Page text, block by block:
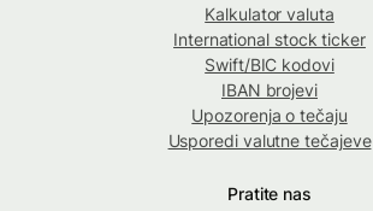
Kalkulator valuta
International stock ticker
Swift/BIC kodovi
IBAN brojevi
Upozorenja o tečaju
Usporedi valutne tečajeve
Pratite nas